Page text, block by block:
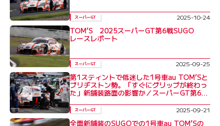
スーパーGT 2025-10-24
TOM’S 2025スーパーGT第6戦SUGO
レースレポート
スーパーGT 2025-09-25
第1スティントで低迷した1号車au TOM’Sと
ブリヂストン勢。「すぐにグリップが終わっ
た」新舗装路面の影響か／スーパーGT第6戦
スーパーGT 2025-09-21
全面新舗装のSUGOでの1号車au TOM’Sの